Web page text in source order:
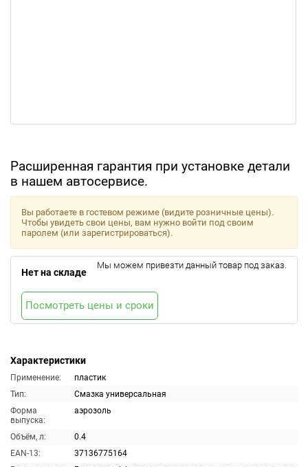
Расширенная гарантия при установке детали
в нашем автосервисе.
Характеристики
Применение:
пластик
Тип:
Смазка универсальная
Форма
выпуска:
аэрозоль
Объём, л:
0.4
EAN-13:
37136775164
Вы работаете в гостевом режиме (видите розничные цены).
Чтобы увидеть свои цены, вам нужно войти под своим
паролем (или зарегистрироваться).
Нет на складе
Мы можем привезти данный товар под заказ.
Посмотреть цены и сроки